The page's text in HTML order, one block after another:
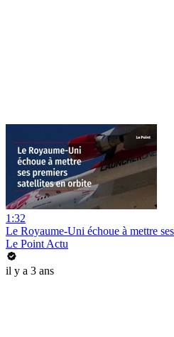
1:32
Le Royaume-Uni échoue à mettre
Le Point Actu
il y a 3 ans